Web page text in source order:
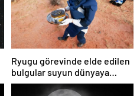
Ryugu görevinde elde edilen
bulgular suyun dünyaya
asteroitlerce getirilmiş